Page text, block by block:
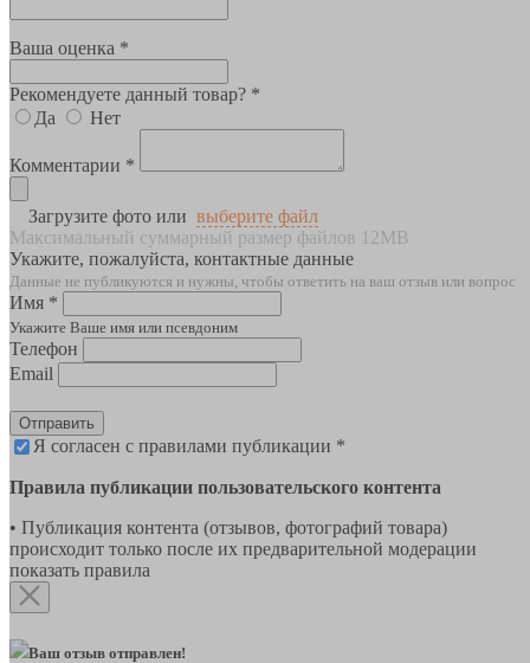
Ваша оценка *
Рекомендуете данный товар? *
Да
Нет
Комментарии *
Загрузите фото или выберите файл
Максимальный суммарный размер файлов 12MB
Укажите, пожалуйста, контактные данные
Данные не публикуются и нужны, чтобы ответить на ваш отзыв или вопрос
Имя *
Укажите Ваше имя или псевдоним
Телефон
Email
Отправить
Я согласен с правилами публикации *
Правила публикации пользовательского контента
• Публикация контента (отзывов, фотографий товара)
происходит только после их предварительной модерации
показать правила
Ваш отзыв отправлен!